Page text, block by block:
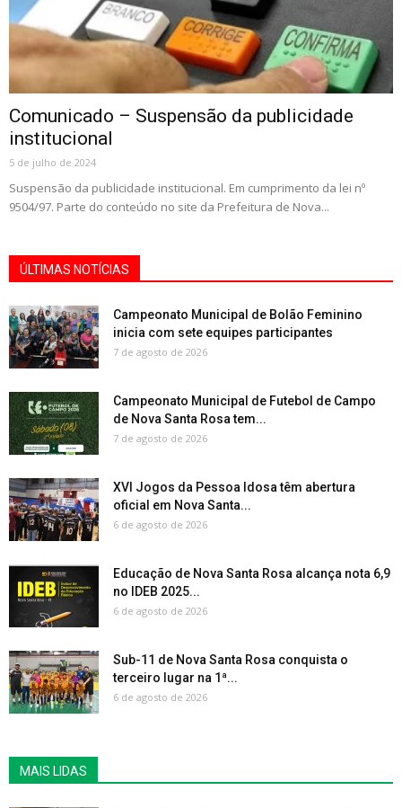
Comunicado – Suspensão da publicidade
institucional
5 de julho de 2024
Suspensão da publicidade institucional. Em cumprimento da lei nº
9504/97. Parte do conteúdo no site da Prefeitura de Nova...
ÚLTIMAS NOTÍCIAS
Campeonato Municipal de Bolão Feminino
inicia com sete equipes participantes
7 de agosto de 2026
Campeonato Municipal de Futebol de Campo
de Nova Santa Rosa tem...
7 de agosto de 2026
XVI Jogos da Pessoa Idosa têm abertura
oficial em Nova Santa...
6 de agosto de 2026
Educação de Nova Santa Rosa alcança nota 6,9
no IDEB 2025...
6 de agosto de 2026
Sub-11 de Nova Santa Rosa conquista o
terceiro lugar na 1ª...
6 de agosto de 2026
MAIS LIDAS